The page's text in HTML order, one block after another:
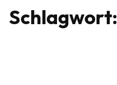
Schlagwort: